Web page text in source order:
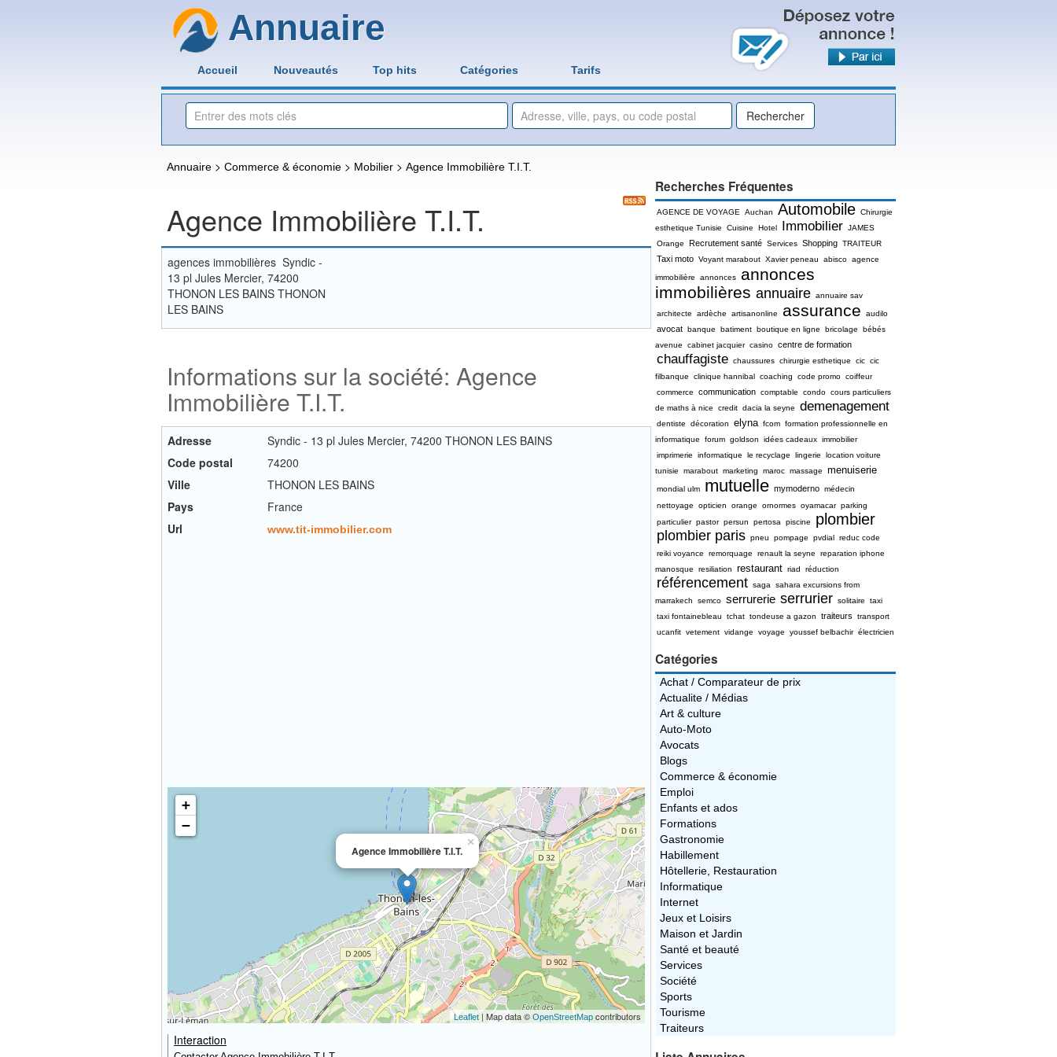
Annuaire
Accueil Nouveautés Top hits Catégories Tarifs
Annuaire > Commerce & économie > Mobilier > Agence Immobilière T.I.T.
Agence Immobilière T.I.T.
agences immobilières Syndic -
13 pl Jules Mercier, 74200
THONON LES BAINS THONON
LES BAINS
Informations sur la société: Agence
Immobilière T.I.T.
Adresse
Syndic - 13 pl Jules Mercier, 74200 THONON LES BAINS
Code postal
74200
Ville
THONON LES BAINS
Pays
France
Url
www.tit-immobilier.com
Agence Immobilière T.I.T.
×
+
−
Leaflet| Map data ©OpenStreetMapcontributors
Interaction
Recherches Fréquentes
AGENCE DE VOYAGE Auchan Automobile Chirurgie
esthetique Tunisie
Cuisine Hotel Immobilier JAMES
Orange
Recrutement santé Services Shopping TRAITEUR
Taxi moto Voyant marabout Xavier peneau abisco agence
immobilière annonces
annonces
immobilières annuaire annuaire sav
architecte ardèche artisanonline assurance audilo
avocat banque batiment boutique en ligne bricolage
bébés
avenue
cabinet jacquier casino centre de formation
chauffagiste chaussures chirurgie esthetique cic cic
filbanque
clinique hannibal coaching code promo coiffeur
commerce
communication comptable condo cours particuliers
de maths à nice
credit dacia la seyne demenagement
dentiste décoration elyna fcom formation professionnelle en
informatique
forum goldson idées cadeaux immobilier
imprimerie
informatique le recyclage lingerie
location voiture
tunisie
marabout marketing maroc massage menuiserie
mondial ulm mutuelle mymoderno médecin
nettoyage
opticien orange ornormes oyamacar parking
particulier pastor persun pertosa piscine plombier
plombier paris pneu pompage pvdial reduc code
reiki voyance
remorquage renault la seyne
reparation iphone
manosque
resiliation restaurant riad réduction
référencement saga
sahara excursions from
marrakech
semco serrurerie serrurier solitaire
taxi
taxi fontainebleau
tchat tondeuse a gazon traiteurs
transport
ucanfit vetement vidange voyage youssef belbachir électricien
Catégories
Achat / Comparateur de prix
Actualite / Médias
Art & culture
Auto-Moto
Avocats
Blogs
Commerce & économie
Emploi
Enfants et ados
Formations
Gastronomie
Habillement
Hôtellerie, Restauration
Informatique
Internet
Jeux et Loisirs
Maison et Jardin
Santé et beauté
Services
Société
Sports
Tourisme
Traiteurs